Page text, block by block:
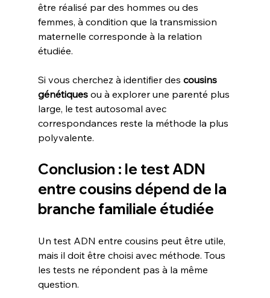
être réalisé par des hommes ou des
femmes, à condition que la transmission
maternelle corresponde à la relation
étudiée.
Si vous cherchez à identifier des cousins
génétiques ou à explorer une parenté plus
large, le test autosomal avec
correspondances reste la méthode la plus
polyvalente.
Conclusion : le test ADN
entre cousins dépend de la
branche familiale étudiée
Un test ADN entre cousins peut être utile,
mais il doit être choisi avec méthode. Tous
les tests ne répondent pas à la même
question.